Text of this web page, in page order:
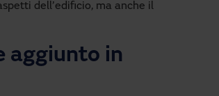
dell’edificio, ma anche il
aggiunto in